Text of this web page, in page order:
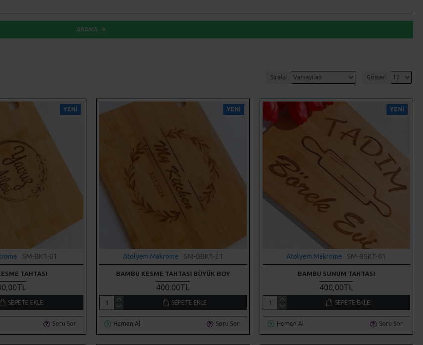
ARAMA
Sırala: Göster:
YENI
SM-BKT-01
TAHTASI
SEPETE EKLE
Soru Sor
YENI
Atolyem Makrome SM-BBKT-21
BAMBU KESME TAHTASI BÜYÜK BOY
400,00TL
SEPETE EKLE
Hemen Al Soru Sor
YENI
Atolyem Makrome SM-BSKT-01
BAMBU SUNUM TAHTASI
400,00TL
SEPETE EKLE
Hemen Al Soru Sor